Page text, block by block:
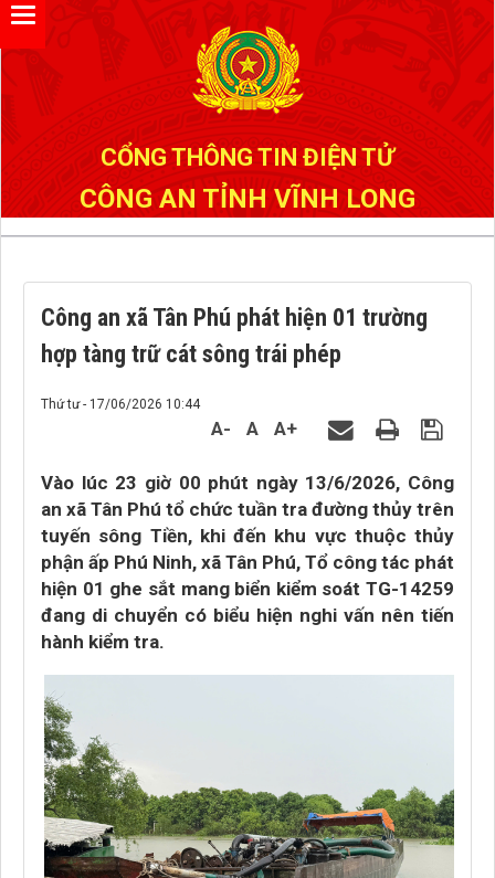
CỔNG THÔNG TIN ĐIỆN TỬ
CÔNG AN TỈNH VĨNH LONG
Công an xã Tân Phú phát hiện 01 trường
hợp tàng trữ cát sông trái phép
Thứ tư - 17/06/2026 10:44
A- A A+
Vào lúc 23 giờ 00 phút ngày 13/6/2026, Công
an xã Tân Phú tổ chức tuần tra đường thủy trên
tuyến sông Tiền, khi đến khu vực thuộc thủy
phận ấp Phú Ninh, xã Tân Phú, Tổ công tác phát
hiện 01 ghe sắt mang biển kiểm soát TG-14259
đang di chuyển có biểu hiện nghi vấn nên tiến
hành kiểm tra.